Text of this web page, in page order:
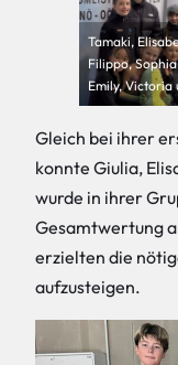
Tamaki,
Filippo,
Emily, Victoria
Gleich bei ihrer
konnte Giulia,
wurde in ihrer
Gesamtwertung
erzielten die
aufzusteigen.